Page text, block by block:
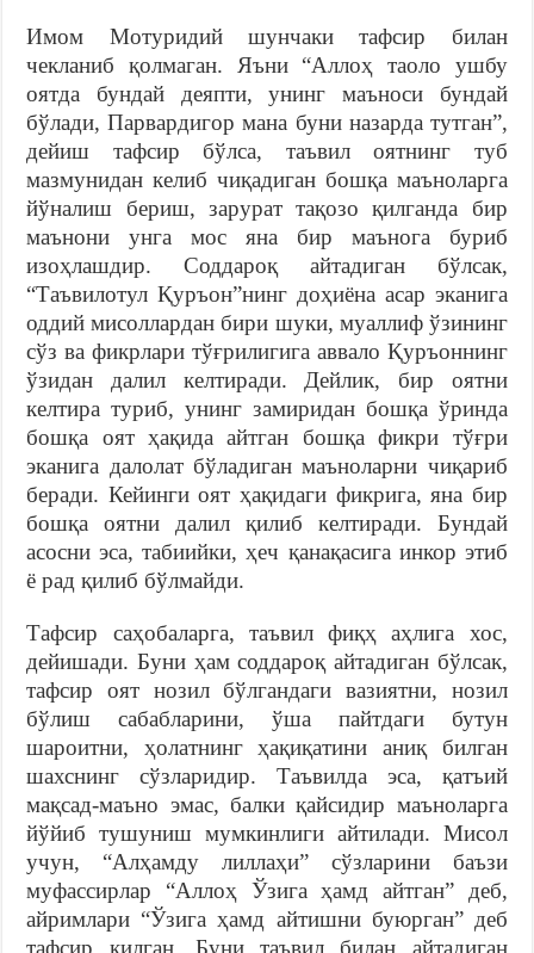
Имом Мотуридий шунчаки тафсир билан
чекланиб қолмаган. Яъни “Аллоҳ таоло ушбу
оятда бундай деяпти, унинг маъноси бундай
бўлади, Парвардигор мана буни назарда тутган”,
дейиш тафсир бўлса, таъвил оятнинг туб
мазмунидан келиб чиқадиган бошқа маъноларга
йўналиш бериш, зарурат тақозо қилганда бир
маънони унга мос яна бир маънога буриб
изоҳлашдир. Соддароқ айтадиган бўлсак,
“Таъвилотул Қуръон”нинг доҳиёна асар эканига
оддий мисоллардан бири шуки, муаллиф ўзининг
сўз ва фикрлари тўғрилигига аввало Қуръоннинг
ўзидан далил келтиради. Дейлик, бир оятни
келтира туриб, унинг замиридан бошқа ўринда
бошқа оят ҳақида айтган бошқа фикри тўғри
эканига далолат бўладиган маъноларни чиқариб
беради. Кейинги оят ҳақидаги фикрига, яна бир
бошқа оятни далил қилиб келтиради. Бундай
асосни эса, табиийки, ҳеч қанақасига инкор этиб
ё рад қилиб бўлмайди.
Тафсир саҳобаларга, таъвил фиқҳ аҳлига хос,
дейишади. Буни ҳам соддароқ айтадиган бўлсак,
тафсир оят нозил бўлгандаги вазиятни, нозил
бўлиш сабабларини, ўша пайтдаги бутун
шароитни, ҳолатнинг ҳақиқатини аниқ билган
шахснинг сўзларидир. Таъвилда эса, қатъий
мақсад-маъно эмас, балки қайсидир маъноларга
йўйиб тушуниш мумкинлиги айтилади. Мисол
учун, “Алҳамду лиллаҳи” сўзларини баъзи
муфассирлар “Аллоҳ Ўзига ҳамд айтган” деб,
айримлари “Ўзига ҳамд айтишни буюрган” деб
тафсир қилган. Буни таъвил билан айтадиган